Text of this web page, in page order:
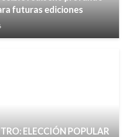
futuras ediciones
ELECCIÓN POPULAR